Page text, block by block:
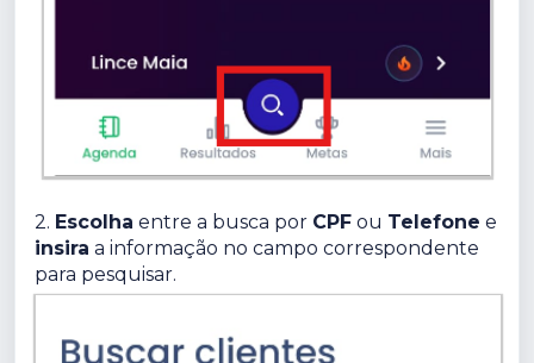
2. Escolha entre a busca por CPF ou Telefone e
insira a informação no campo correspondente
para pesquisar.